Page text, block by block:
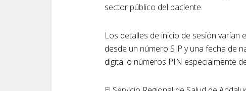
sector público del paciente.
Los detalles de inicio de sesión varían
desde un número SIP y una fecha de
digital o números PIN especialmente